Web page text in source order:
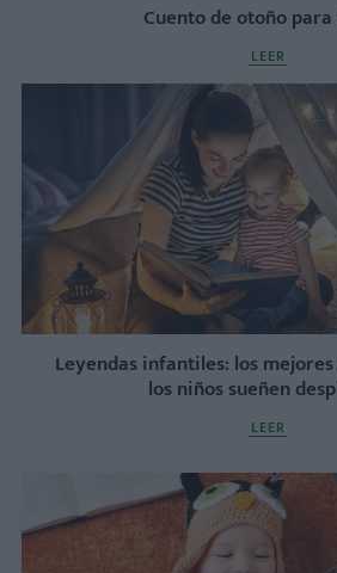
Cuento de otoño
LEER
Leyendas infantiles: los
los niños sueñen
LEER